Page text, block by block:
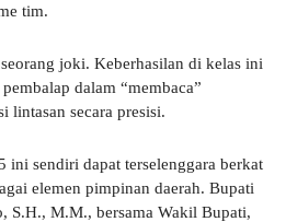
tim.
joki. Keberhasilan di kelas ini
dalam “membaca”
lintasan secara presisi.
ini sendiri dapat terselenggara berkat
elemen pimpinan daerah. Bupati
S.H., M.M., bersama Wakil Bupati,